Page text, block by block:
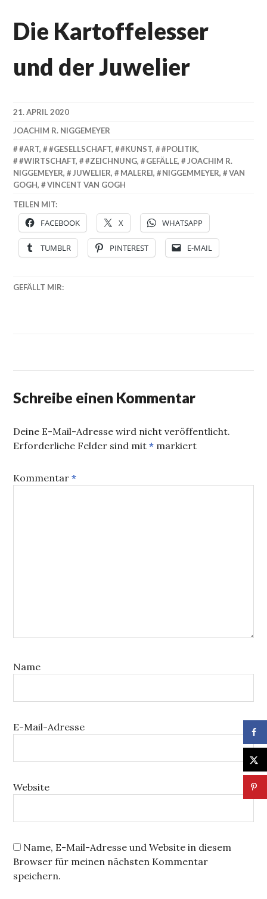
Die Kartoffelesser
und der Juwelier
21. APRIL 2020
JOACHIM R. NIGGEMEYER
#ART, #GESELLSCHAFT, #KUNST, #POLITIK,
#WIRTSCHAFT, #ZEICHNUNG, GEFÄLLE,
JOACHIM R.
NIGGEMEYER, JUWELIER, MALEREI, NIGGEMMEYER,
VAN
GOGH, VINCENT VAN GOGH
TEILEN MIT:
FACEBOOK X WHATSAPP
TUMBLR PINTEREST E-MAIL
GEFÄLLT MIR:
Schreibe einen Kommentar
Deine E-Mail-Adresse wird nicht veröffentlicht.
Erforderliche Felder sind mit* markiert
Kommentar*
Name
E-Mail-Adresse
Website
Name, E-Mail-Adresse und Website in diesem
Browser für meinen nächsten Kommentar
speichern.